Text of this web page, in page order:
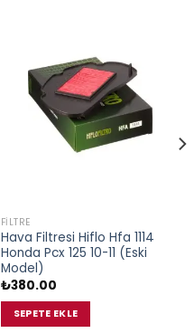
FILTRE
Hava Filtresi Hiflo Hfa 1114
Honda Pcx 125 10-11 (Eski
Model)
₺380.00
SEPETE EKLE